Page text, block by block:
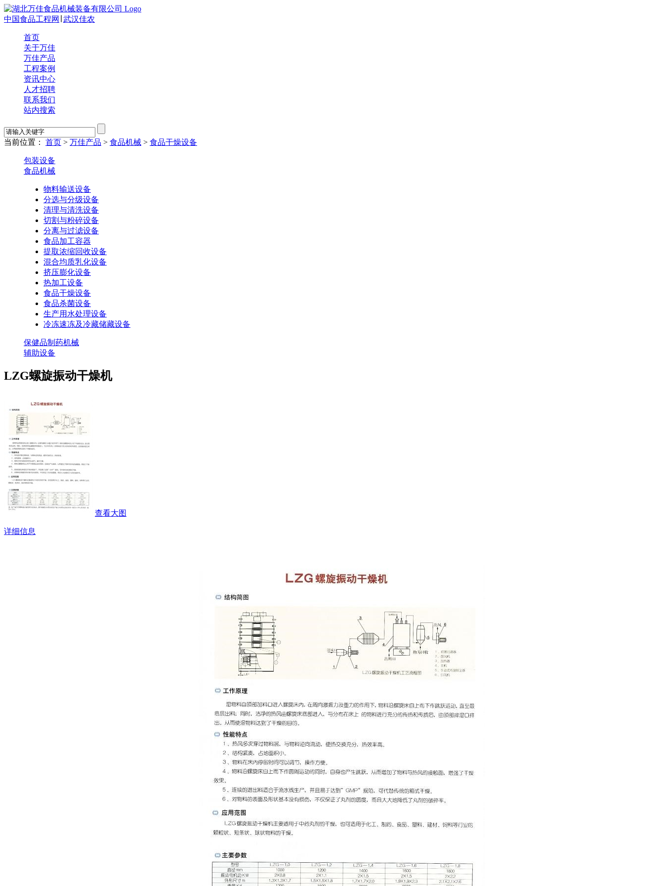
中国食品工程网 武汉佳农
首页
关于万佳
万佳产品
工程案例
资讯中心
人才招聘
联系我们
站内搜索
当前位置： 首页 > 万佳产品 > 食品机械 > 食品干燥设备
包装设备
食品机械
物料输送设备
分选与分级设备
清理与清洗设备
切割与粉碎设备
分离与过滤设备
食品加工容器
提取浓缩回收设备
混合均质乳化设备
挤压膨化设备
热加工设备
食品干燥设备
食品杀菌设备
生产用水处理设备
冷冻速冻及冷藏储藏设备
保健品制药机械
辅助设备
LZG螺旋振动干燥机
查看大图
详细信息